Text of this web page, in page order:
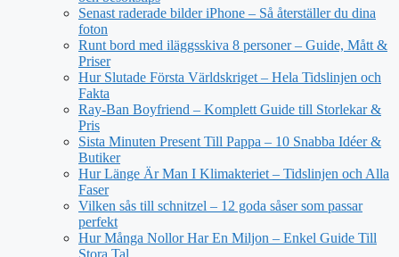
Senast raderade bilder iPhone – Så återställer du dina
foton
Runt bord med iläggsskiva 8 personer – Guide, Mått &
Priser
Hur Slutade Första Världskriget – Hela Tidslinjen och
Fakta
Ray-Ban Boyfriend – Komplett Guide till Storlekar &
Pris
Sista Minuten Present Till Pappa – 10 Snabba Idéer &
Butiker
Hur Länge Är Man I Klimakteriet – Tidslinjen och Alla
Faser
Vilken sås till schnitzel – 12 goda såser som passar
perfekt
Hur Många Nollor Har En Miljon – Enkel Guide Till
Stora Tal